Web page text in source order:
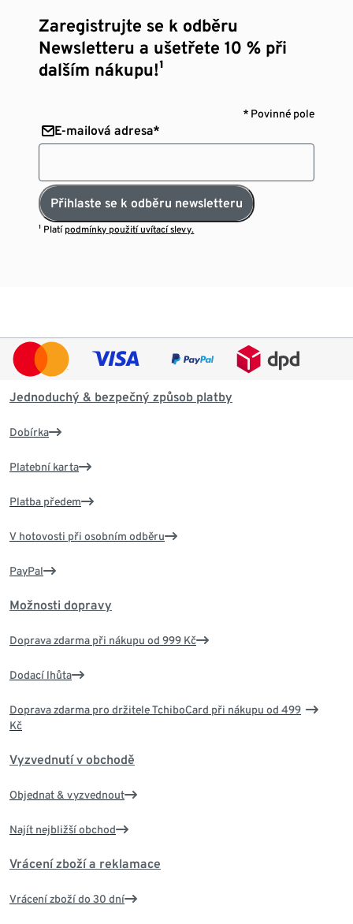
Zaregistrujte se k odběru
Newsletteru a ušetřete 10 % při
dalším nákupu!¹
* Povinné pole
E-mailová adresa*
Přihlaste se k odběru newsletteru
¹ Platí podmínky použití uvítací slevy.
Jednoduchý & bezpečný způsob platby
Dobírka
Platební karta
Platba předem
V hotovosti při osobním odběru
PayPal
Možnosti dopravy
Doprava zdarma při nákupu od 999 Kč
Dodací lhůta
Doprava zdarma pro držitele TchiboCard při nákupu od 499
Kč
Vyzvednutí v obchodě
Objednat & vyzvednout
Najít nejbližší obchod
Vrácení zboží a reklamace
Vrácení zboží do 30 dní